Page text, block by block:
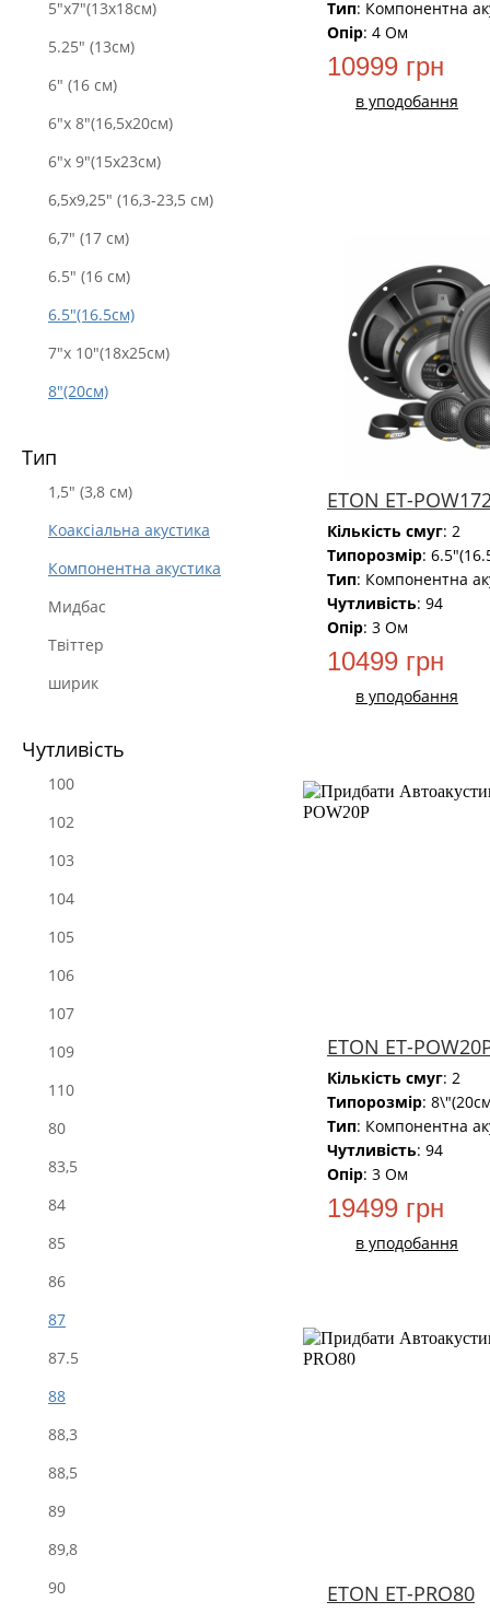
5"x7"(13х18см)
5.25" (13см)
6" (16 см)
6"x 8"(16,5x20см)
6"x 9"(15x23см)
6,5х9,25" (16,3-23,5 см)
6,7" (17 см)
6.5" (16 см)
6.5"(16.5см)
7"x 10"(18x25см)
8"(20см)
Тип
1,5" (3,8 см)
Коаксіальна акустика
Компонентна акустика
Мидбас
Твіттер
ширик
Чутливість
100
102
103
104
105
106
107
109
110
80
83,5
84
85
86
87
87.5
88
88,3
88,5
89
89,8
90
Тип: Компонентна
Опір: 4 Oм
10999 грн
в уподобання
ETON ET-
Кількість смуг: 2
Типорозмір:
Тип: Компонентна
Чутливість: 94
Опір: 3 Ом
10499 грн
в уподобання
ETON ET-
Кількість смуг: 2
Типорозмір:
Тип: Компонентна
Чутливість: 94
Опір: 3 Ом
19499 грн
в уподобання
ETON ET-PRO80